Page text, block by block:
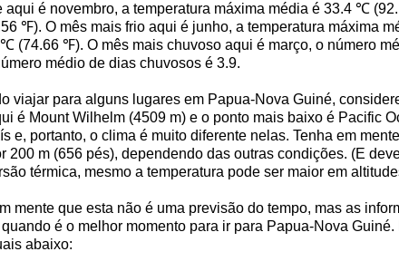
aqui é novembro, a temperatura máxima média é 33.4 ℃
℉). O mês mais frio aqui é junho, a temperatura máxima
(74.66 ℉). O mês mais chuvoso aqui é março, o número
médio de dias chuvosos é 3.9.
viajar para alguns lugares em Papua-Nova Guiné,
é Mount Wilhelm (4509 m) e o ponto mais baixo é Pacific
e, portanto, o clima é muito diferente nelas. Tenha em
m (656 pés), dependendo das outras condições. (E
térmica, mesmo a temperatura pode ser maior em
mente que esta não é uma previsão do tempo, mas as
é o melhor momento para ir para Papua-Nova
abaixo: